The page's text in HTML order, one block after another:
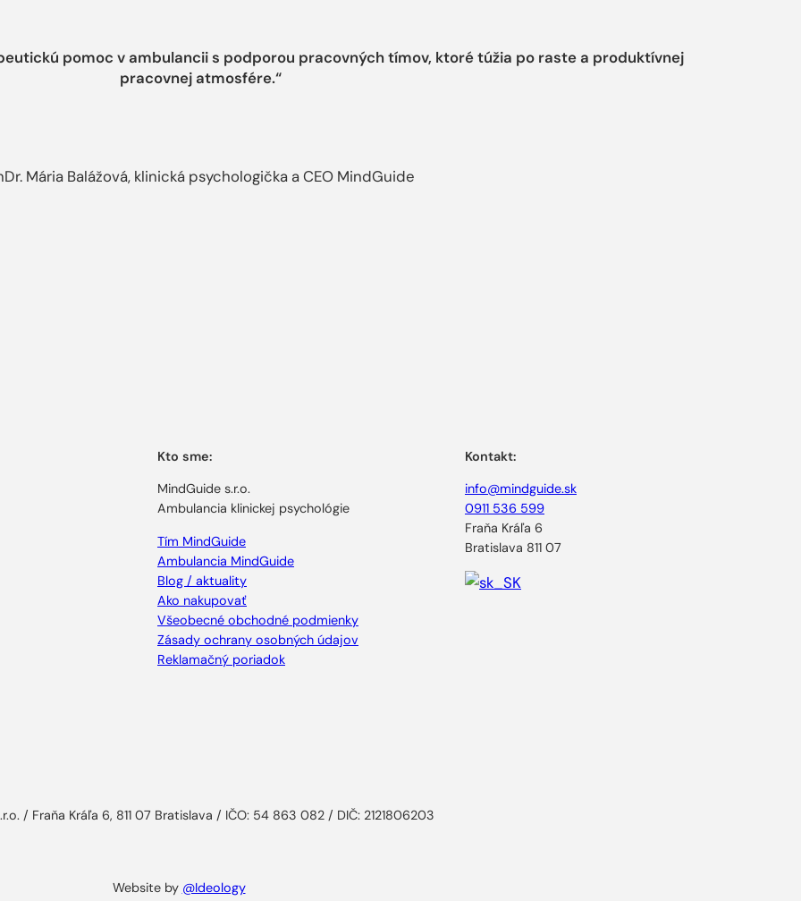
pomoc v ambulancii s podporou pracovných tímov, ktoré túžia po raste a produktívnej
pracovnej atmosfére.“
Mária Balážová, klinická psychologička a CEO MindGuide
Kto sme:
MindGuide s.r.o.
Ambulancia klinickej psychológie
Tím MindGuide
Ambulancia MindGuide
Blog / aktuality
Ako nakupovať
Všeobecné obchodné podmienky
Zásady ochrany osobných údajov
Reklamačný poriadok
Kontakt:
info@mindguide.sk
0911 536 599
Fraňa Kráľa 6
Bratislava 811 07
/ Fraňa Kráľa 6, 811 07 Bratislava / IČO: 54 863 082 / DIČ: 2121806203
Website by @Ideology